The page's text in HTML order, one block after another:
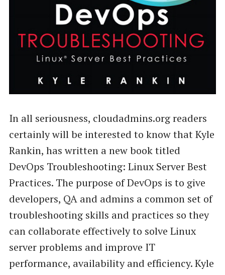
In all seriousness, cloudadmins.org readers
certainly will be interested to know that Kyle
Rankin, has written a new book titled
DevOps Troubleshooting: Linux Server Best
Practices. The purpose of DevOps is to give
developers, QA and admins a common set of
troubleshooting skills and practices so they
can collaborate effectively to solve Linux
server problems and improve IT
performance, availability and efficiency. Kyle